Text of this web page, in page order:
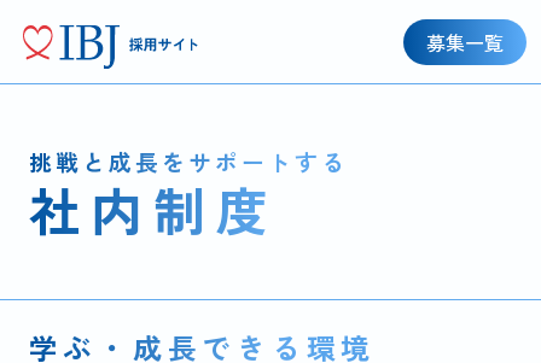
募集一覧
挑戦と成長をサポートする
社内制度
学ぶ・成長できる環境